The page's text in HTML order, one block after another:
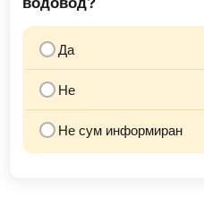
Да
Не
Не сум информиран